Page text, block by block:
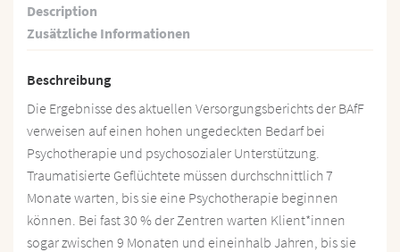
Description
Zusätzliche Informationen
Beschreibung
Die Ergebnisse des aktuellen Versorgungsberichts der BAfF
verweisen auf einen hohen ungedeckten Bedarf bei
Psychotherapie und psychosozialer Unterstützung.
Traumatisierte Geflüchtete müssen durchschnittlich 7
Monate warten, bis sie eine Psychotherapie beginnen
können. Bei fast 30 % der Zentren warten Klient*innen
sogar zwischen 9 Monaten und eineinhalb Jahren, bis sie